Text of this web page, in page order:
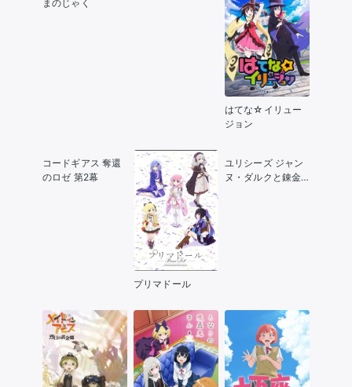
まのじゃく
はてな☆イリュー
ジョン
コードギアス 奪還
のロゼ 第2幕
プリマドール
ユリシーズ ジャン
ヌ・ダルクと錬金